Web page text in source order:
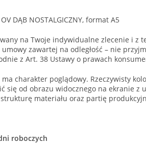
DĄB NOSTALGICZNY, format A5
na Twoje indywidualne zlecenie i z
zawartej na odległość – nie
z Art. 38 Ustawy o prawach
charakter poglądowy. Rzeczywisty
się od obrazu widocznego na ekranie z
materiału oraz partię
roboczych